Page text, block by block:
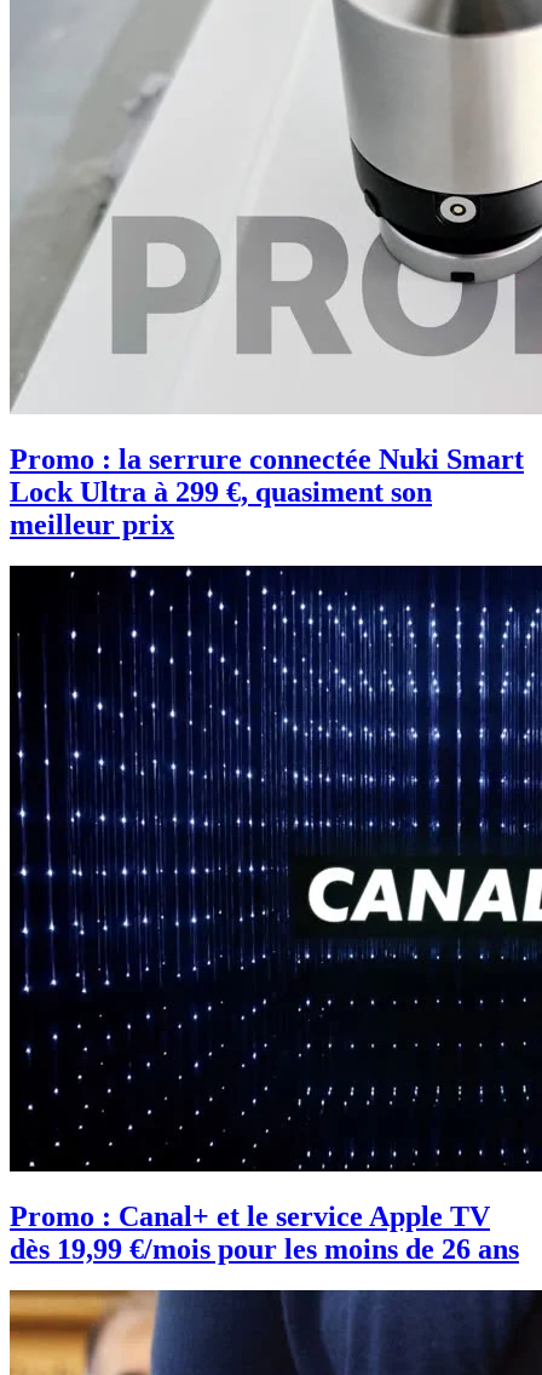
Promo : la serrure connectée Nuki Smart
Lock Ultra à 299 €, quasiment son
meilleur prix
Promo : Canal+ et le service Apple TV
dès 19,99 €/mois pour les moins de 26 ans